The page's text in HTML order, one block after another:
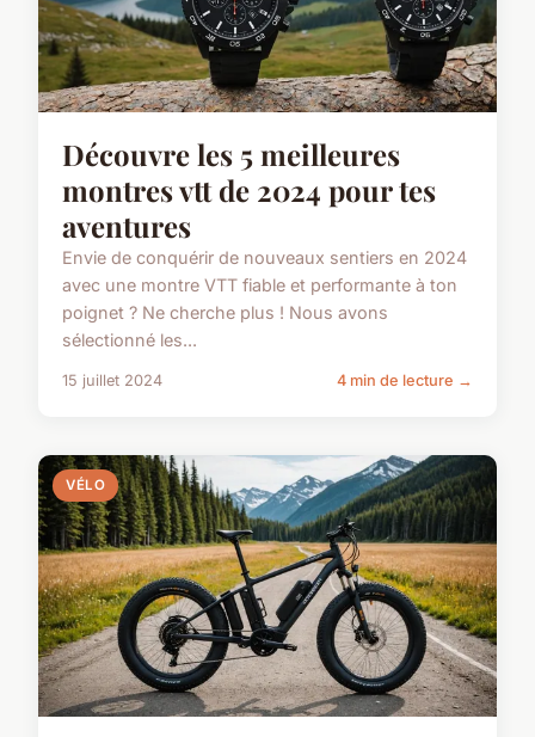
Découvre les 5 meilleures
montres vtt de 2024 pour tes
aventures
Envie de conquérir de nouveaux sentiers en 2024
avec une montre VTT fiable et performante à ton
poignet ? Ne cherche plus ! Nous avons
sélectionné les...
15 juillet 2024 4 min de lecture →
VÉLO